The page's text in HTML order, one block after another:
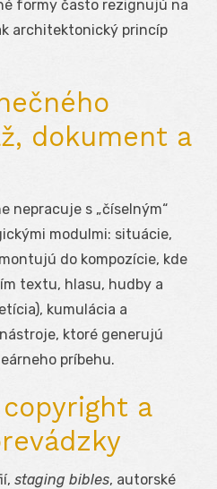
formy často rezignujú na
architektonický princíp
dokument a
nepracuje s „číselným“
modulmi: situácie,
do kompozície, kde
textu, hlasu, hudby a
kumulácia a
ktoré generujú
príbehu.
a
staging bibles, autorské